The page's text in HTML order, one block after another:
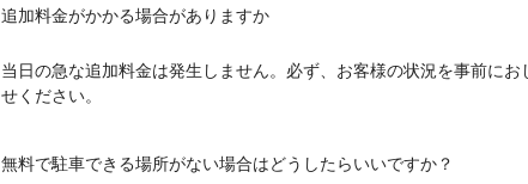
追加料金がかかる場合がありますか
当日の急な追加料金は発生しません。必ず、お客様の状況を事前にお
せください。
無料で駐車できる場所がない場合はどうしたらいいですか？